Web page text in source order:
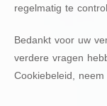
regelmatig te
Bedankt voor uw
verdere vragen
Cookiebeleid,